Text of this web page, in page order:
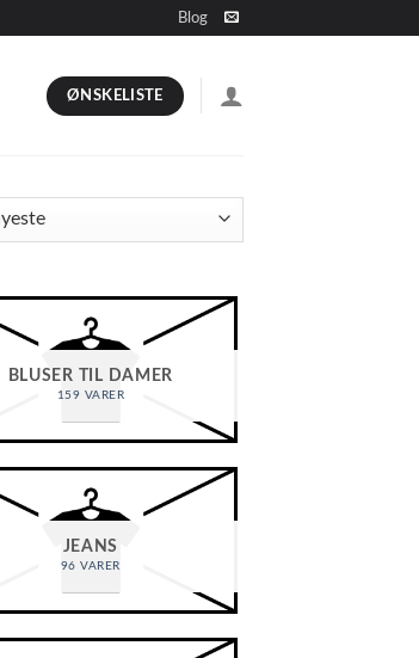
Blog
ØNSKELISTE
BLUSER TIL DAMER
159 VARER
JEANS
96 VARER